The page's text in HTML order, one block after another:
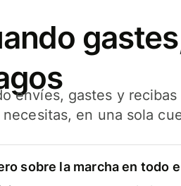
envíes, gastes y
en una sola
sobre la marcha en todo